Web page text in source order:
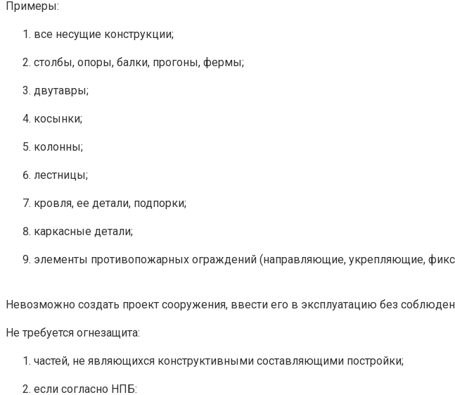
Примеры:
все несущие конструкции;
столбы, опоры, балки, прогоны, фермы;
двутавры;
косынки;
колонны;
лестницы;
кровля, ее детали, подпорки;
каркасные детали;
элементы противопожарных ограждений (направляющие, укрепляющие,
Невозможно создать проект сооружения, ввести его в эксплуатацию без
Не требуется огнезащита:
частей, не являющихся конструктивными составляющими постройки;
если согласно НПБ: